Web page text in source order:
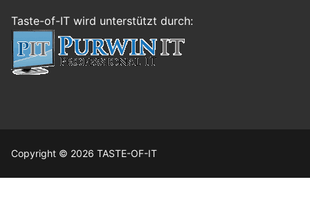
Taste-of-IT wird unterstützt durch:
Copyright © 2026 TASTE-OF-IT